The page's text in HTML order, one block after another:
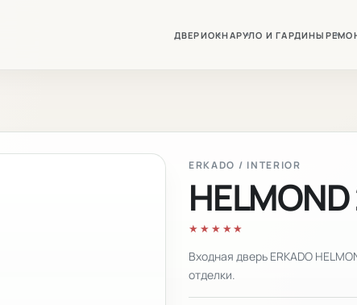
ДВЕРИОКНАРУЛО И ГАРДИНЫ
ERKADO / INTERIOR
★★★★★
Входная дверь ERKADO
отделки.